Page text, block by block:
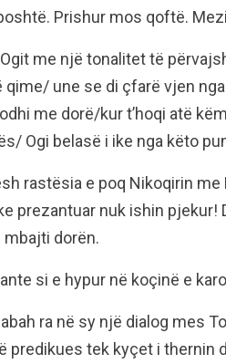
Prishur mos qoftë.
me një tonalitet të
qime/ une se di çfarë vjen
me dorë/kur t’hoqi atë
Ogi belasë i ike nga këto
rastësia e poq Nikoqirin
prezantuar nuk ishin pjekur!
dorën.
si e hypur në koçinë e
ra në sy një dialog mes
predikues tek kyçet i thernin